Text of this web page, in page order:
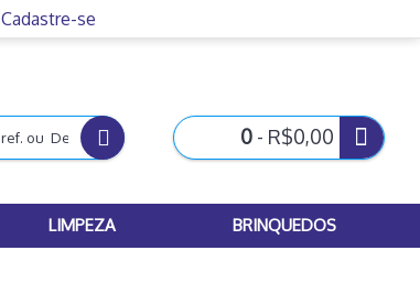
Cadastre-se
0 - R$0,00
LIMPEZA BRINQUEDOS